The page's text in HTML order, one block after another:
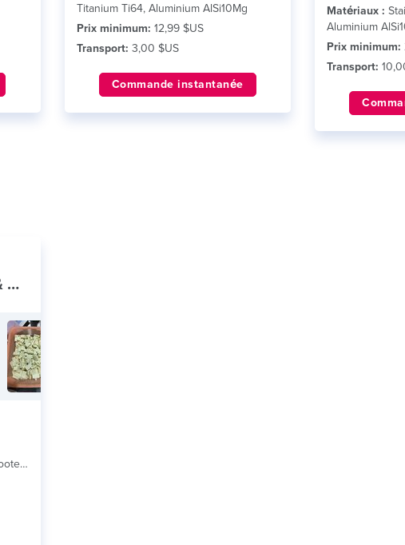
Titanium Ti64, Aluminium AlSi10Mg
Prix minimum: 12,99 $US
Transport: 3,00 $US
Commande instantanée
Matériaux :
Aluminium
Prix minimum:
Transport:
Precision Pro 3D & Manufacturing